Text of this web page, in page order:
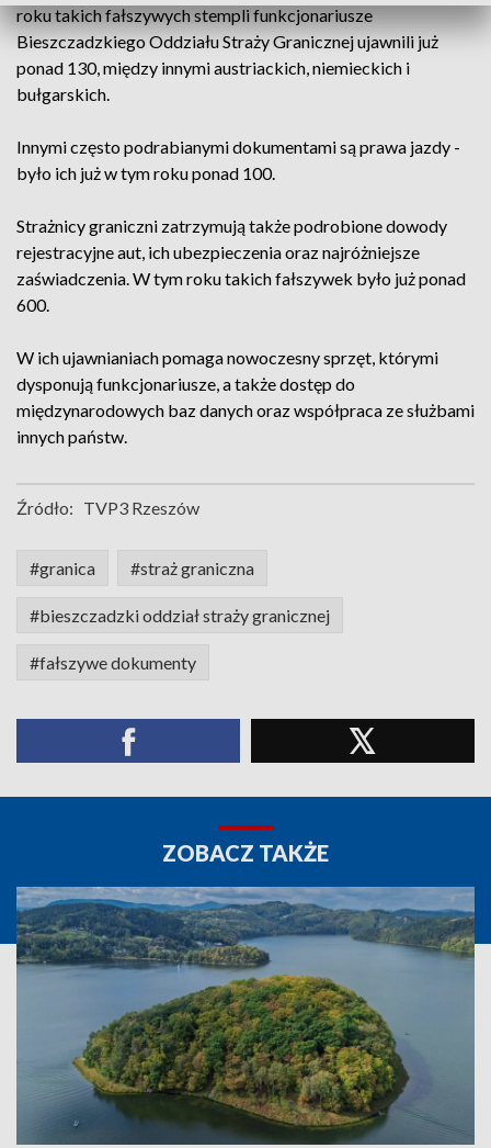
roku takich fałszywych stempli funkcjonariusze
Bieszczadzkiego Oddziału Straży Granicznej ujawnili już
ponad 130, między innymi austriackich, niemieckich i
bułgarskich.
Innymi często podrabianymi dokumentami są prawa jazdy -
było ich już w tym roku ponad 100.
Strażnicy graniczni zatrzymują także podrobione dowody
rejestracyjne aut, ich ubezpieczenia oraz najróżniejsze
zaświadczenia. W tym roku takich fałszywek było już ponad
600.
W ich ujawnianiach pomaga nowoczesny sprzęt, którymi
dysponują funkcjonariusze, a także dostęp do
międzynarodowych baz danych oraz współpraca ze służbami
innych państw.
Źródło: TVP3 Rzeszów
#granica #straż graniczna
#bieszczadzki oddział straży granicznej
#fałszywe dokumenty
ZOBACZ TAKŻE